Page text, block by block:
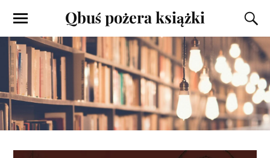
Qbuś pożera książki